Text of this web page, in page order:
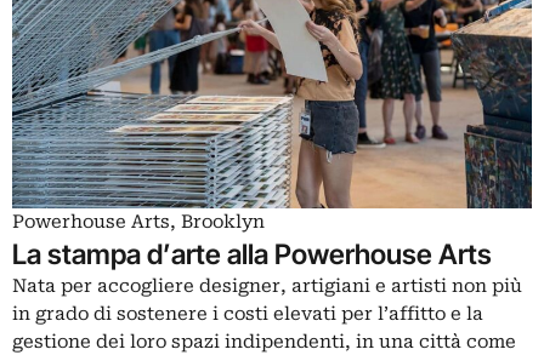
Powerhouse Arts, Brooklyn
La stampa d’arte alla Powerhouse Arts
Nata per accogliere designer, artigiani e artisti non più
in grado di sostenere i costi elevati per l’affitto e la
gestione dei loro spazi indipendenti, in una città come